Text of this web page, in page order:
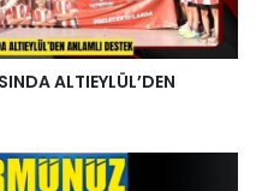
ALTIEYLÜL’DEN